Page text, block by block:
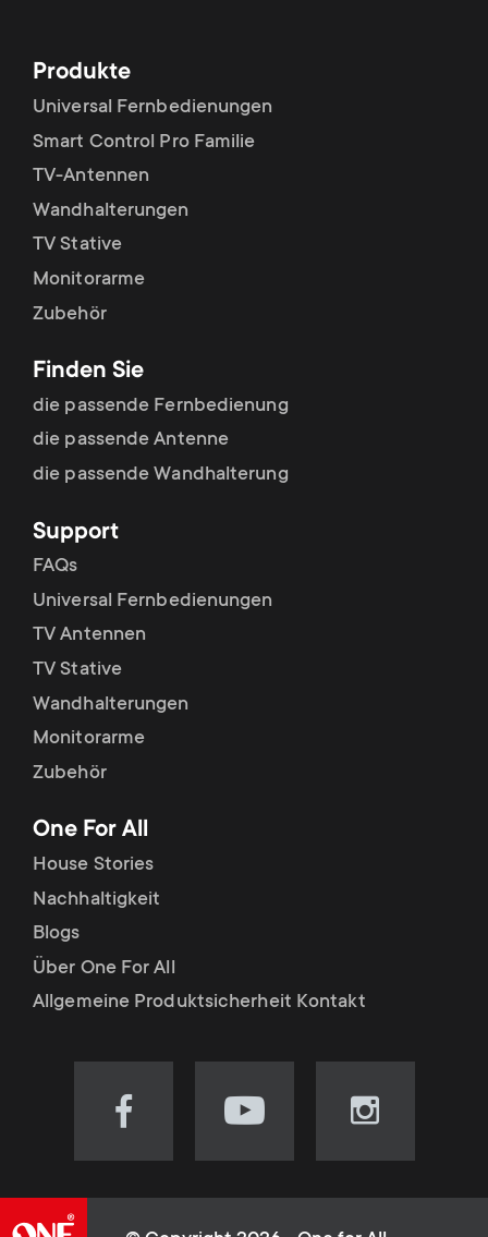
Produkte
Universal Fernbedienungen
Smart Control Pro Familie
TV-Antennen
Wandhalterungen
TV Stative
Monitorarme
Zubehör
Finden Sie
die passende Fernbedienung
die passende Antenne
die passende Wandhalterung
Support
FAQs
Universal Fernbedienungen
TV Antennen
TV Stative
Wandhalterungen
Monitorarme
Zubehör
One For All
House Stories
Nachhaltigkeit
Blogs
Über One For All
Allgemeine Produktsicherheit Kontakt
Visit
Visit
Visit